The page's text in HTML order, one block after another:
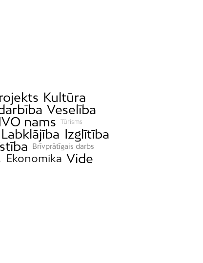
Kultūra
Veselība
nams Tūrisms
Labklājība Izglītība
Brīvprātīgais darbs
Ekonomika Vide